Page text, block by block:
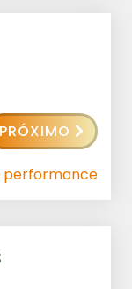
PRÓXIMO
performance